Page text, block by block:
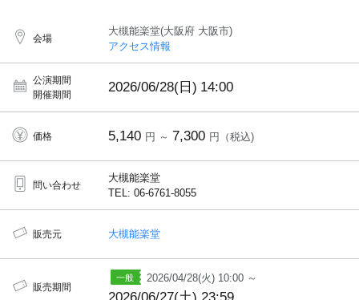
会場
大槻能楽堂(大阪府 大阪市)
アクセス情報
公演期間
開催期間
2026/06/28(日) 14:00
価格 5,140 円 ～ 7,300 円（税込)
問い合わせ
大槻能楽堂
TEL: 06-6761-8055
販売元 大槻能楽堂
販売期間
2026/04/28(火) 10:00 ～